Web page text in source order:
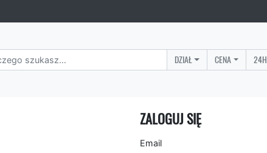
DZIAŁ CENA
ZALOGUJ SIĘ
Email